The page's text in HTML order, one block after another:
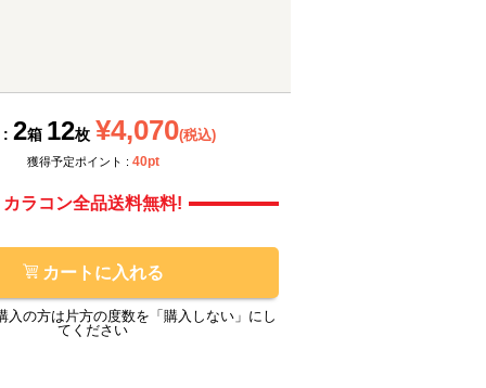
: 2箱 12枚 ¥4,070(税込)
獲得予定ポイント : 40pt
カラコン全品送料無料!
カートに入れる
の方は片方の度数を「購入しない」にし
てください